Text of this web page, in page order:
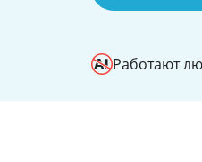
Работают